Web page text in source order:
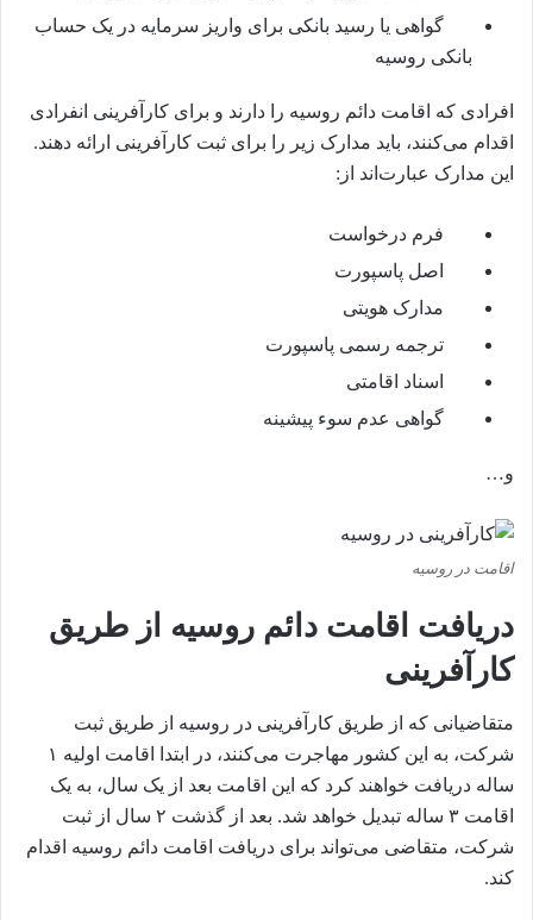
گواهی یا رسید بانکی برای واریز سرمایه در یک حساب
بانکی روسیه
افرادی که اقامت دائم روسیه را دارند و برای کارآفرینی انفرادی
اقدام می‌کنند، باید مدارک زیر را برای ثبت کارآفرینی ارائه دهند.
این مدارک عبارت‌اند از:
فرم درخواست
اصل پاسپورت
مدارک هویتی
ترجمه رسمی پاسپورت
اسناد اقامتی
گواهی عدم سوء پیشینه
و…
اقامت در روسیه
دریافت اقامت دائم روسیه از طریق
کارآفرینی
متقاضیانی که از طریق کارآفرینی در روسیه از طریق ثبت
شرکت، به این کشور مهاجرت می‌کنند، در ابتدا اقامت اولیه ۱
ساله دریافت خواهند کرد که این اقامت بعد از یک سال، به یک
اقامت ۳ ساله تبدیل خواهد شد. بعد از گذشت ۲ سال از ثبت
شرکت، متقاضی می‌تواند برای دریافت اقامت دائم روسیه اقدام
کند.